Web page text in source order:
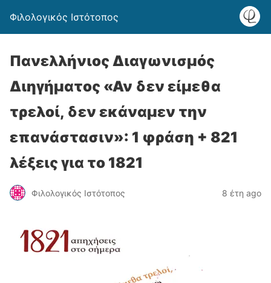
Φιλολογικός Ιστότοπος
Πανελλήνιος Διαγωνισμός
Διηγήματος «Αν δεν είμεθα
τρελοί, δεν εκάναμεν την
επανάστασιν»: 1 φράση + 821
λέξεις για το 1821
Φιλολογικός Ιστότοπος 8 έτη ago